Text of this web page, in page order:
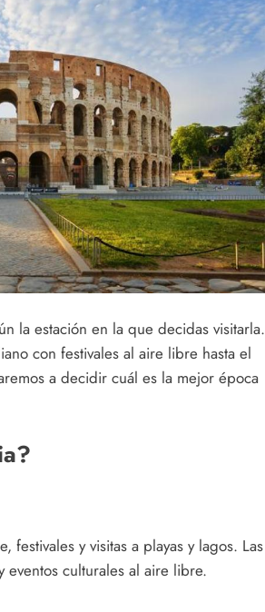
la estación en la que decidas visitarla.
con festivales al aire libre hasta el
a decidir cuál es la mejor época
y visitas a playas y lagos. Las
eventos culturales al aire libre.